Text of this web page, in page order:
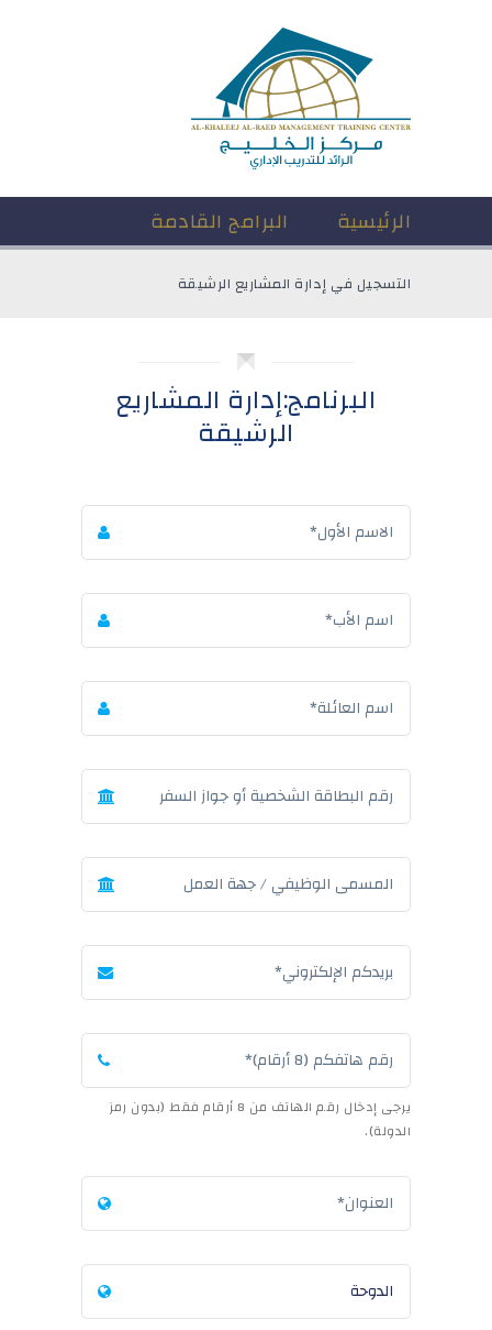
الرئيسية البرامج القادمة
التسجيل في إدارة المشاريع الرشيقة
البرنامج:إدارة المشاريع
الرشيقة
يرجى إدخال رقم الهاتف من 8 أرقام فقط (بدون رمز
الدولة).